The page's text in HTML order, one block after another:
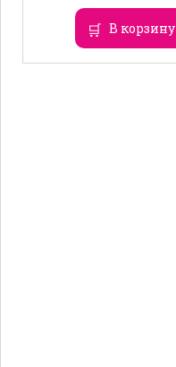
В корзину